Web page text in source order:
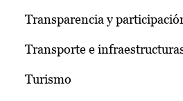
Transparencia y
Transporte e
Turismo